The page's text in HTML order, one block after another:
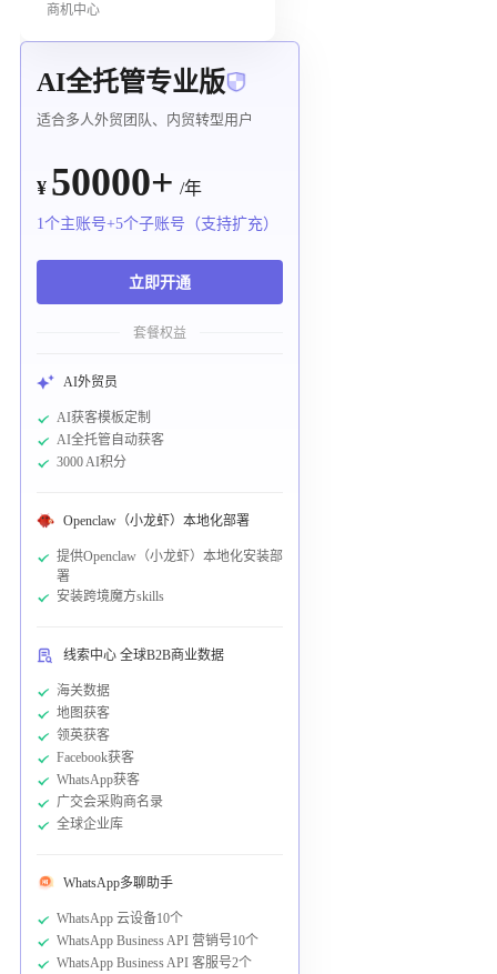
商机中心
AI全托管专业版
适合多人外贸团队、内贸转型用户
¥ 50000+ /年
1个主账号+5个子账号（支持扩充）
立即开通
套餐权益
AI外贸员
AI获客模板定制
AI全托管自动获客
3000 AI积分
Openclaw（小龙虾）本地化部署
提供Openclaw（小龙虾）本地化安装部
署
安装跨境魔方skills
线索中心 全球B2B商业数据
海关数据
地图获客
领英获客
Facebook获客
WhatsApp获客
广交会采购商名录
全球企业库
WhatsApp多聊助手
WhatsApp 云设备10个
WhatsApp Business API 营销号10个
WhatsApp Business API 客服号2个